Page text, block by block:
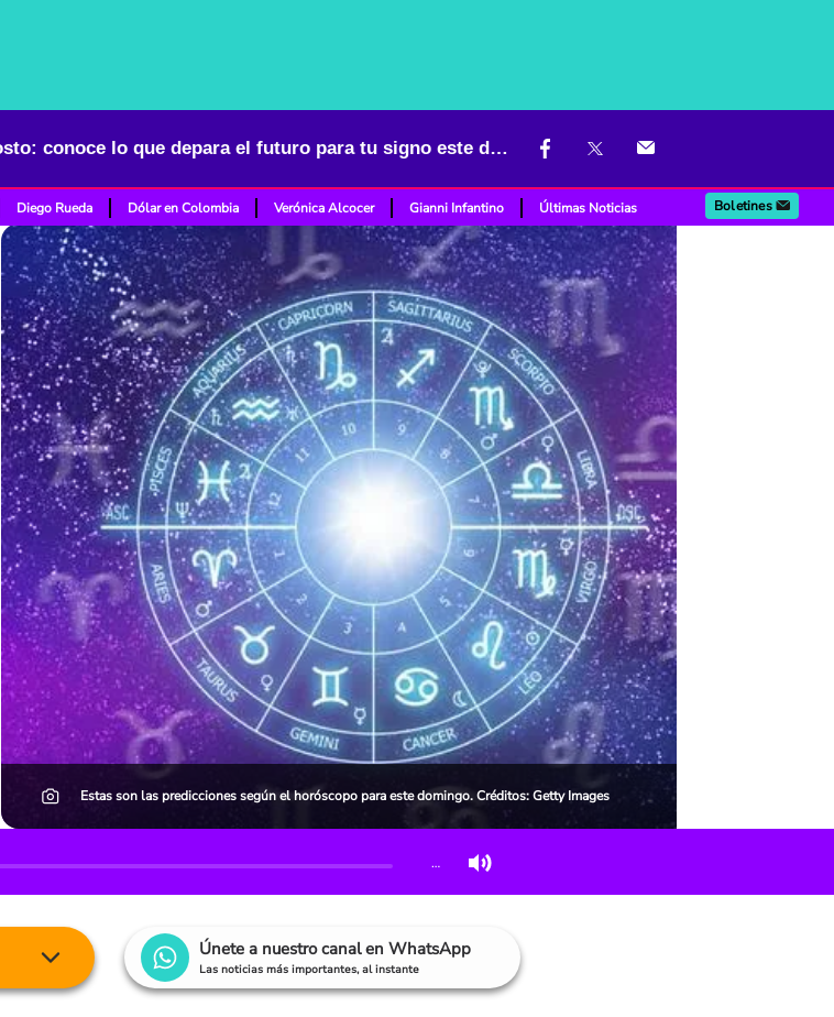
Horóscopo para el 20 de agosto: conoce lo que depara el futuro para tu signo este domingo
Diego Rueda Dólar en Colombia Verónica Alcocer Gianni Infantino Últimas Noticias Boletines
Estas son las predicciones según el horóscopo para este domingo. Créditos: Getty Images
…
Únete a nuestro canal en WhatsApp
Las noticias más importantes, al instante